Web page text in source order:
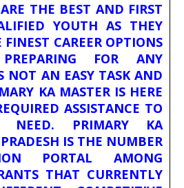
THE BEST AND FIRST
YOUTH AS THEY
CAREER OPTIONS
FOR ANY
NOT AN EASY TASK AND
KA MASTER IS HERE
ASSISTANCE TO
NEED. PRIMARY KA
IS THE NUMBER
PORTAL AMONG
THAT CURRENTLY